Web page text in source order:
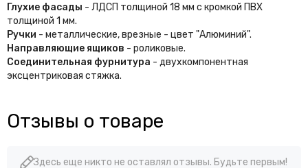
Глухие фасады - ЛДСП толщиной 18 мм с кромкой ПВХ
толщиной 1 мм.
Ручки - металлические, врезные - цвет "Алюминий".
Направляющие ящиков - роликовые.
Соединительная фурнитура - двухкомпонентная
эксцентриковая стяжка.
Отзывы о товаре
Здесь еще никто не оставлял отзывы. Будьте первым!